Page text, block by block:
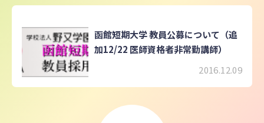
函館短期大学 教員公募について（追
加12/22 医師資格者非常勤講師）
2016.12.09